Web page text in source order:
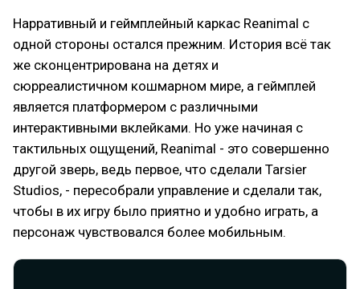
Нарративный и геймплейный каркас Reanimal с
одной стороны остался прежним. История всё так
же сконцентрирована на детях и
сюрреалистичном кошмарном мире, а геймплей
является платформером с различными
интерактивными вклейками. Но уже начиная с
тактильных ощущений, Reanimal - это совершенно
другой зверь, ведь первое, что сделали Tarsier
Studios, - пересобрали управление и сделали так,
чтобы в их игру было приятно и удобно играть, а
персонаж чувствовался более мобильным.